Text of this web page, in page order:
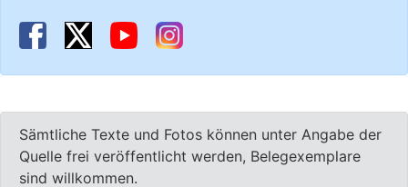
Sämtliche Texte und Fotos können unter Angabe der
Quelle frei veröffentlicht werden, Belegexemplare
sind willkommen.